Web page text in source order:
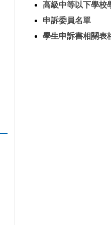
高級中等以下學校
申訴委員名單
學生申訴書相關表